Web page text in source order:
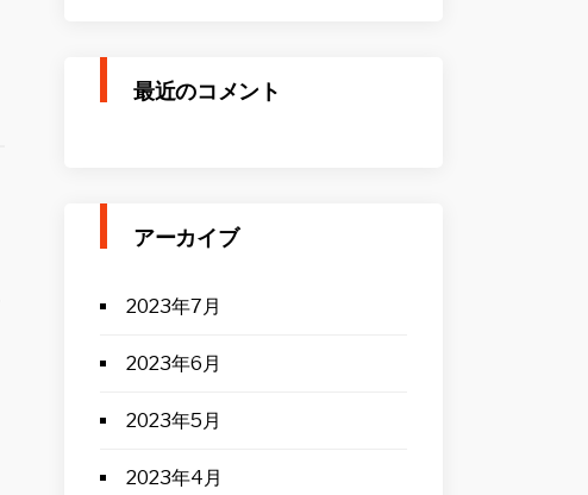
最近のコメント
アーカイブ
2023年7月
2023年6月
2023年5月
2023年4月